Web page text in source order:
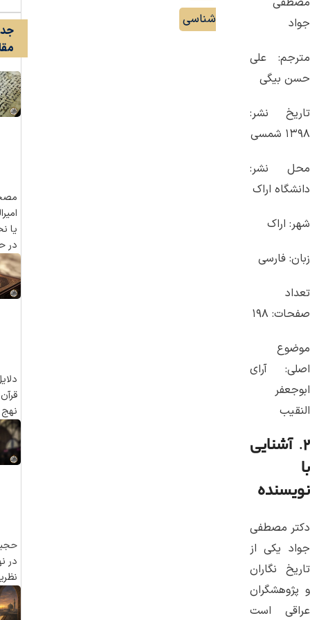
جواد
مترجم: علی
حسن بیگی
تاریخ نشر:
۱۳۹۸ شمسی
محل نشر:
دانشگاه اراک
شهر: اراک
زبان: فارسی
تعداد
صفحات: ۱۹۸
موضوع
اصلی: آرای
ابوجعفر
النقیب
۲.آشنایی
با
نویسنده
دکتر مصطفی
جواد یکی از
تاریخ نگاران
و پژوهشگران
عراقی است
شناسی
یا
در
نهج
در